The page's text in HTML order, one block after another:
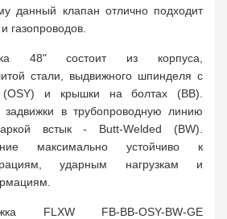
данный клапан отлично подходит
газопроводов.
48" состоит из корпуса,
стали, выдвижного шпинделя с
(OSY) и крышки на болтах (BB).
задвижки в трубопроводную линию
встык - Butt-Welded (BW).
максимально устойчиво к
ударным нагрузкам и
FLXW FB-BB-OSY-BW-GE